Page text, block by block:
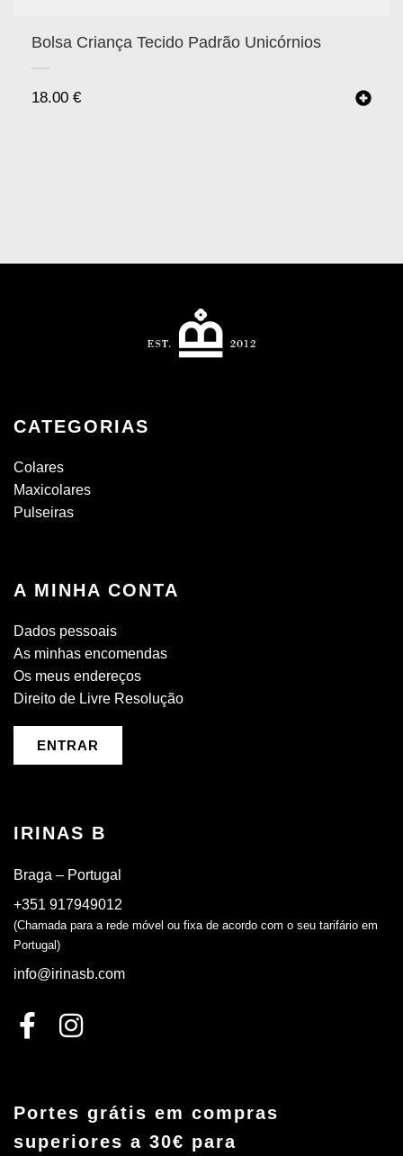
Bolsa Criança Tecido Padrão Unicórnios
18.00 €
CATEGORIAS
Colares
Maxicolares
Pulseiras
A MINHA CONTA
Dados pessoais
As minhas encomendas
Os meus endereços
Direito de Livre Resolução
ENTRAR
IRINAS B
Braga – Portugal
+351 917949012
(Chamada para a rede móvel ou fixa de acordo com o seu tarifário em
Portugal)
info@irinasb.com
Portes grátis em compras
superiores a 30€ para